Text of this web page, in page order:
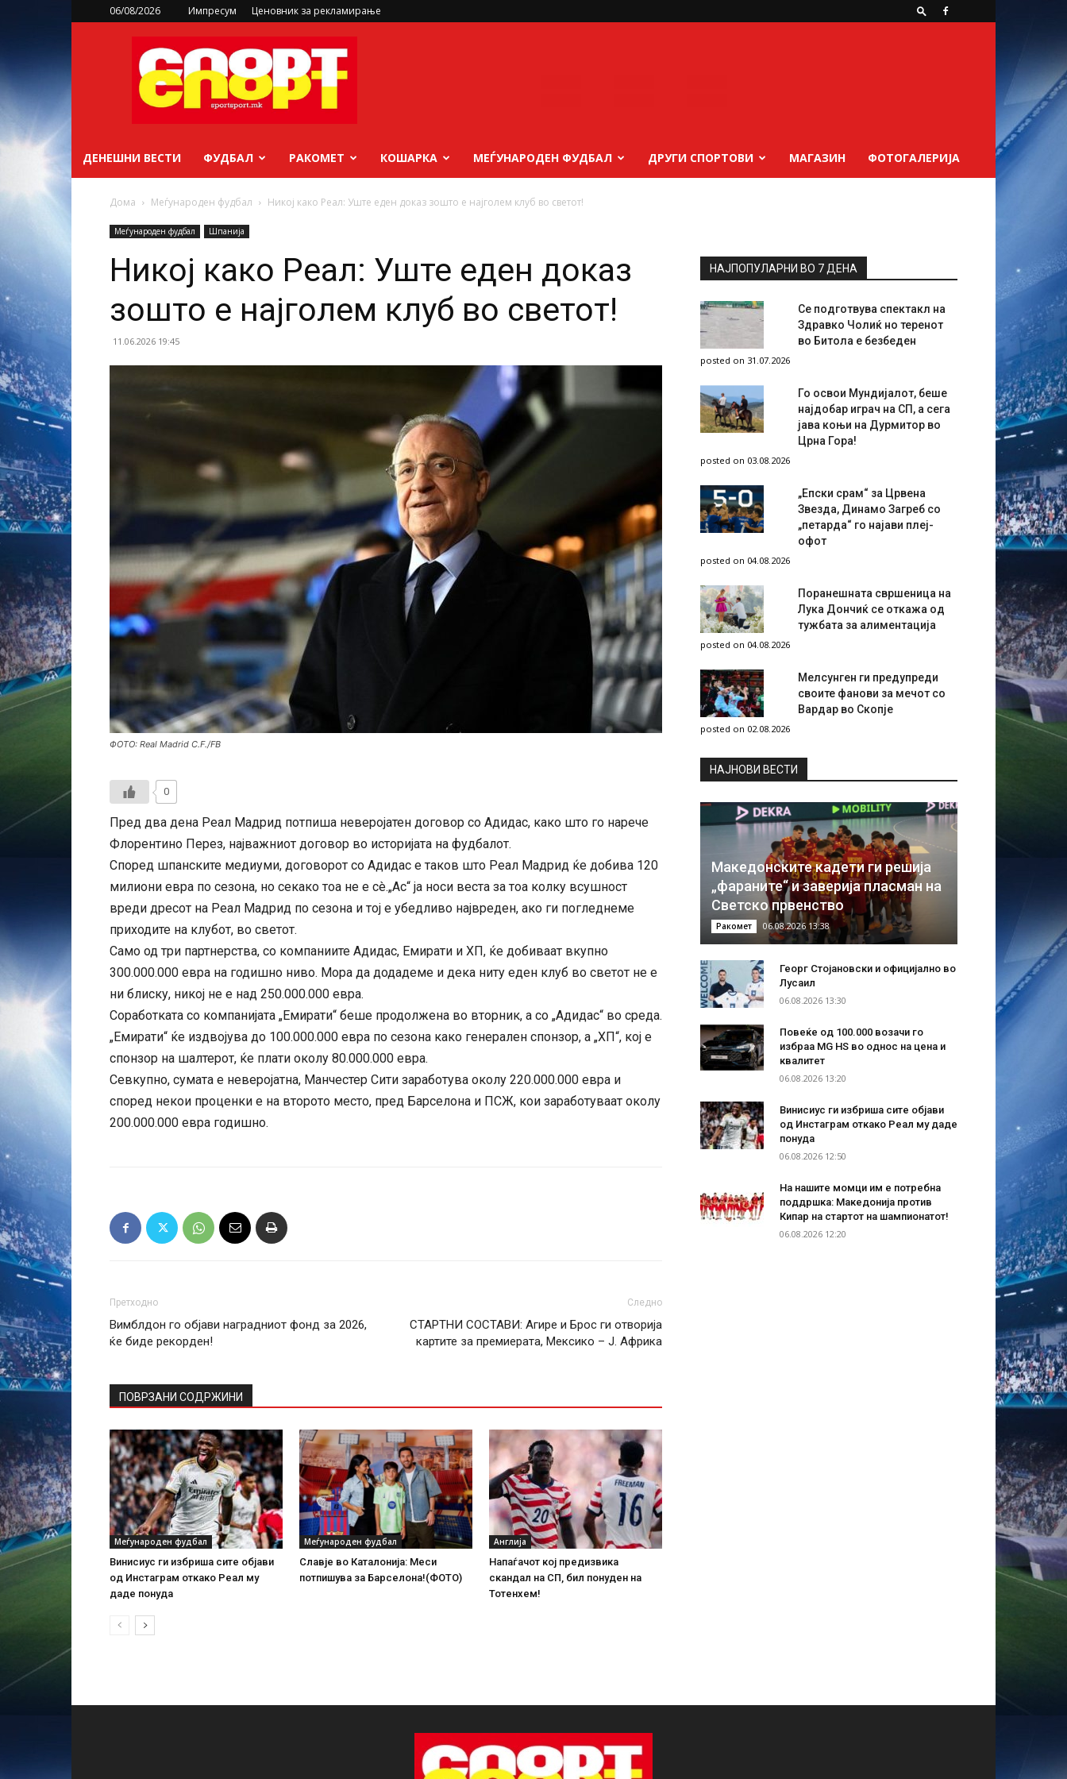
06/08/2026 Импресум Ценовник за рекламирање
sportsport.mk
ДЕНЕШНИ ВЕСТИ ФУДБАЛ РАКОМЕТ КОШАРКА МЕЃУНАРОДЕН ФУДБАЛ ДРУГИ СПОРТОВИ МАГАЗИН ФОТОГАЛЕРИЈА
Дома Меѓународен фудбал Никој како Реал: Уште еден доказ зошто е најголем клуб во светот!
Меѓународен фудбал Шпанија
Никој како Реал: Уште еден доказ
зошто е најголем клуб во светот!
11.06.2026 19:45
ФОТО: Real Madrid C.F./FB
0
Пред два дена Реал Мадрид потпиша неверојатен договор со Адидас, како што го нарече
Флорентино Перез, најважниот договор во историјата на фудбалот.
Според шпанските медиуми, договорот со Адидас е таков што Реал Мадрид ќе добива 120
милиони евра по сезона, но секако тоа не е сè.„Ас“ ја носи веста за тоа колку всушност
вреди дресот на Реал Мадрид по сезона и тој е убедливо највреден, ако ги погледнеме
приходите на клубот, во светот.
Само од три партнерства, со компаниите Адидас, Емирати и ХП, ќе добиваат вкупно
300.000.000 евра на годишно ниво. Мора да додадеме и дека ниту еден клуб во светот не е
ни блиску, никој не е над 250.000.000 евра.
Соработката со компанијата „Емирати“ беше продолжена во вторник, а со „Адидас“ во среда.
„Емирати“ ќе издвојува до 100.000.000 евра по сезона како генерален спонзор, а „ХП“, кој е
спонзор на шалтерот, ќе плати околу 80.000.000 евра.
Севкупно, сумата е неверојатна, Манчестер Сити заработува околу 220.000.000 евра и
според некои проценки е на второто место, пред Барселона и ПСЖ, кои заработуваат околу
200.000.000 евра годишно.
Претходно
Вимблдон го објави наградниот фонд за 2026,
ќе биде рекорден!
Следно
СТАРТНИ СОСТАВИ: Агире и Брос ги отворија
картите за премиерата, Мексико – Ј. Африка
ПОВРЗАНИ СОДРЖИНИ
Меѓународен фудбал
Винисиус ги избриша сите објави
од Инстаграм откако Реал му
даде понуда
Меѓународен фудбал
Славје во Каталонија: Меси
потпишува за Барселона!(ФОТО)
Англија
Напаѓачот кој предизвика
скандал на СП, бил понуден на
Тотенхем!
НАЈПОПУЛАРНИ ВО 7 ДЕНА
Се подготвува спектакл на
Здравко Чолиќ но теренот
во Битола е безбеден
posted on 31.07.2026
Го освои Мундијалот, беше
најдобар играч на СП, а сега
јава коњи на Дурмитор во
Црна Гора!
posted on 03.08.2026
„Епски срам“ за Црвена
Звезда, Динамо Загреб со
„петарда“ го најави плеј-
офот
posted on 04.08.2026
Поранешната свршеница на
Лука Дончиќ се откажа од
тужбата за алиментација
posted on 04.08.2026
Мелсунген ги предупреди
своите фанови за мечот со
Вардар во Скопје
posted on 02.08.2026
НAЈНОВИ ВЕСТИ
Македонските кадети ги решија
„фараните“ и заверија пласман на
Светско првенство
Ракомет 06.08.2026 13:38
Георг Стојановски и официјално во
Лусаил
06.08.2026 13:30
Повеќе од 100.000 возачи го
избраа MG HS во однос на цена и
квалитет
06.08.2026 13:20
Винисиус ги избриша сите објави
од Инстаграм откако Реал му даде
понуда
06.08.2026 12:50
На нашите момци им е потребна
поддршка: Македонија против
Кипар на стартот на шампионатот!
06.08.2026 12:20